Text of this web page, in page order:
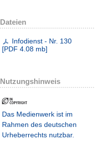
Dateien
Infodienst - Nr. 130
[PDF 4.08 mb]
Nutzungshinweis
Das Medienwerk ist im
Rahmen des deutschen
Urheberrechts nutzbar.